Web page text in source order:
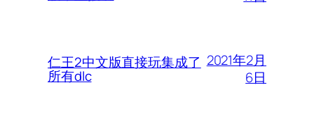
仁王2中文版直接玩集成了
所有dlc
2021年2月
6日